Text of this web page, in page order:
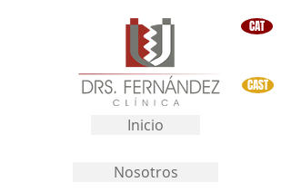
CAT
CAST
Inicio
Nosotros